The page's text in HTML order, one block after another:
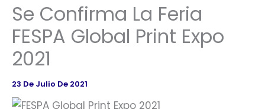
Se Confirma La Feria
FESPA Global Print Expo
2021
23 De Julio De 2021